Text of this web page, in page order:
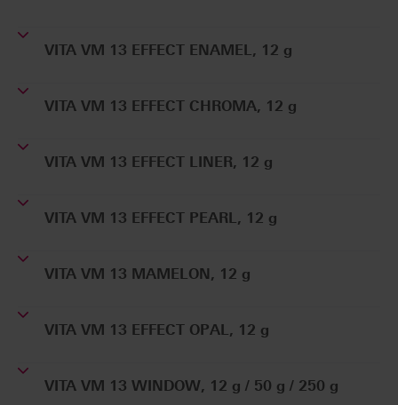
VITA VM 13 EFFECT ENAMEL, 12 g
VITA VM 13 EFFECT CHROMA, 12 g
VITA VM 13 EFFECT LINER, 12 g
VITA VM 13 EFFECT PEARL, 12 g
VITA VM 13 MAMELON, 12 g
VITA VM 13 EFFECT OPAL, 12 g
VITA VM 13 WINDOW, 12 g / 50 g / 250 g